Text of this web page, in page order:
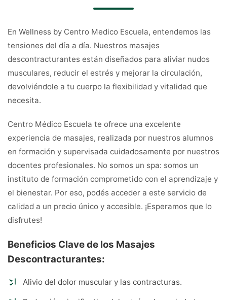
En Wellness by Centro Medico Escuela, entendemos las
tensiones del día a día. Nuestros masajes
descontracturantes están diseñados para aliviar nudos
musculares, reducir el estrés y mejorar la circulación,
devolviéndole a tu cuerpo la flexibilidad y vitalidad que
necesita.
Centro Médico Escuela te ofrece una excelente
experiencia de masajes, realizada por nuestros alumnos
en formación y supervisada cuidadosamente por nuestros
docentes profesionales. No somos un spa: somos un
instituto de formación comprometido con el aprendizaje y
el bienestar. Por eso, podés acceder a este servicio de
calidad a un precio único y accesible. ¡Esperamos que lo
disfrutes!
Beneficios Clave de los Masajes
Descontracturantes:
Alivio del dolor muscular y las contracturas.